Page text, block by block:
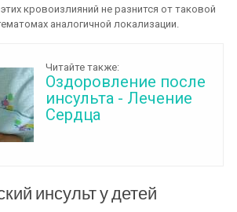
кровоизлияний не разнится от таковой
аналогичной локализации.
Читайте также:
Оздоровление после
инсульта - Лечение
Сердца
инсульт у детей